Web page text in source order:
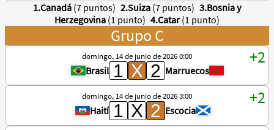
1.Canadá (7 puntos) 2.Suiza (7 puntos) 3.Bosnia y
Herzegovina (1 punto) 4.Catar (1 punto)
Grupo C
domingo, 14 de junio de 2026 0:00
Brasil Marruecos
domingo, 14 de junio de 2026 3:00
Haití Escocia